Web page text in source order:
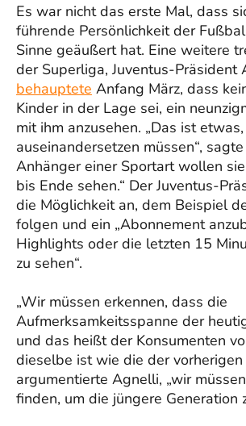
Es war nicht das erste Mal, dass
führende Persönlichkeit der
Sinne geäußert hat. Eine weitere
der Superliga, Juventus-Präsident
behauptete Anfang März, dass
Kinder in der Lage sei, ein
mit ihm anzusehen. „Das ist
auseinandersetzen müssen“,
Anhänger einer Sportart wollen
bis Ende sehen.“ Der Juventus-
die Möglichkeit an, dem Beispiel
folgen und ein „Abonnement
Highlights oder die letzten 15
zu sehen“.
„Wir müssen erkennen, dass die
Aufmerksamkeitsspanne der
und das heißt der Konsumenten
dieselbe ist wie die der vorherigen
argumentierte Agnelli, „wir
finden, um die jüngere Generation